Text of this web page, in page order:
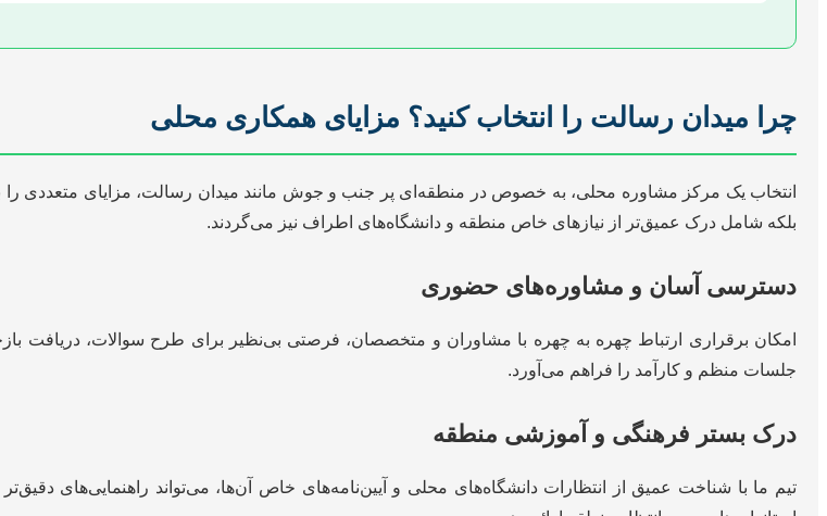
چرا میدان رسالت را انتخاب کنید؟ مزایای همکاری محلی
انتخاب یک مرکز مشاوره محلی، به خصوص در منطقه‌ای پر جنب و جوش مانند میدان رسالت، مزایای متعددی را
بلکه شامل درک عمیق‌تر از نیازهای خاص منطقه و دانشگاه‌های اطراف نیز می‌گردند.
دسترسی آسان و مشاوره‌های حضوری
امکان برقراری ارتباط چهره به چهره با مشاوران و متخصصان، فرصتی بی‌نظیر برای طرح سوالات، دریافت
جلسات منظم و کارآمد را فراهم می‌آورد.
درک بستر فرهنگی و آموزشی منطقه
تیم ما با شناخت عمیق از انتظارات دانشگاه‌های محلی و آیین‌نامه‌های خاص آن‌ها، می‌تواند راهنمایی‌های